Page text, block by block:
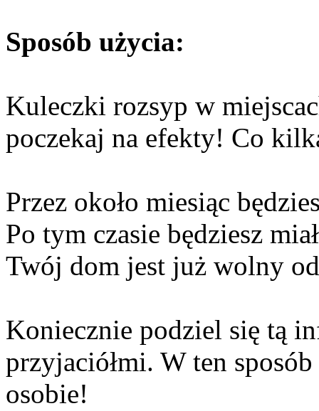
Sposób użycia:
Kuleczki rozsyp w
poczekaj na efekty! Co
Przez około miesiąc
Po tym czasie będziesz
Twój dom jest już wolny
Koniecznie podziel się tą
przyjaciółmi. W ten
osobie!